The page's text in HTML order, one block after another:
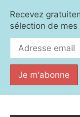
Recevez
sélection de